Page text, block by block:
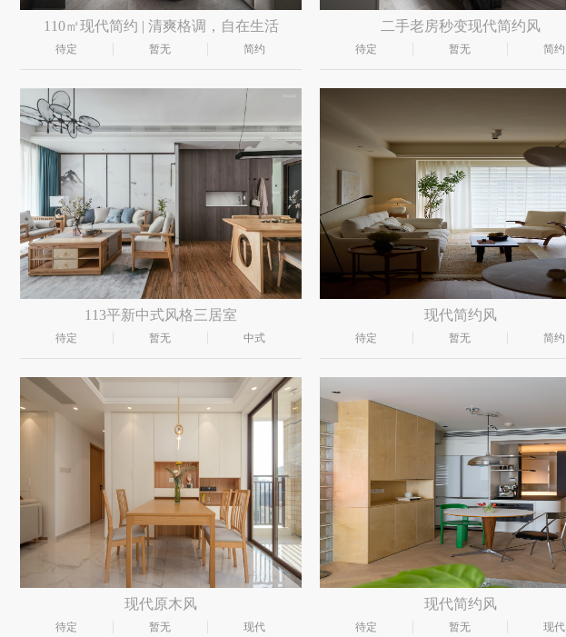
110㎡现代简约 | 清爽格调，自在生活
待定 暂无 简约
二手老房秒变现代简约风
待定 暂无 简约
113平新中式风格三居室
待定 暂无 中式
现代简约风
待定 暂无 简约
现代原木风
待定 暂无 现代
现代简约风
待定 暂无 现代